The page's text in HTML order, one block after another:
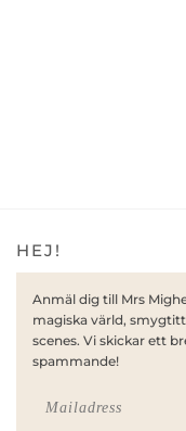
HEJ!
Anmäl dig till Mrs
magiska värld,
scenes. Vi skickar ett
spammande!
Mailadress